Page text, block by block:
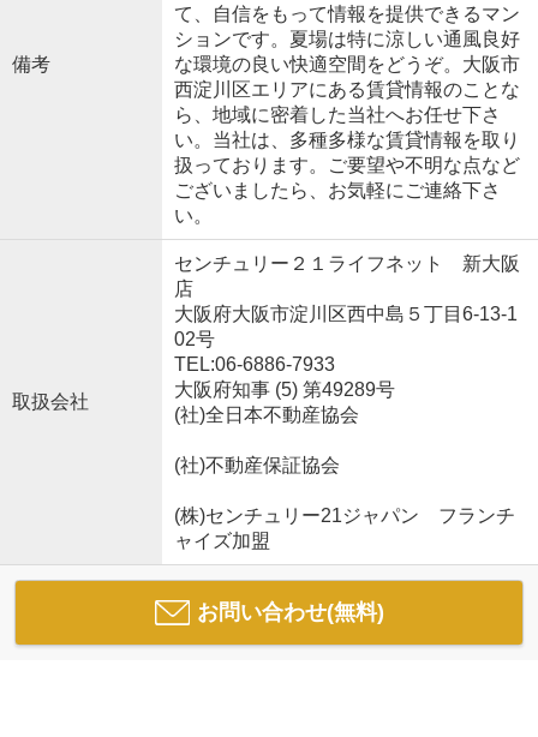
備考
て、自信をもって情報を提供できるマン
ションです。夏場は特に涼しい通風良好
な環境の良い快適空間をどうぞ。大阪市
西淀川区エリアにある賃貸情報のことな
ら、地域に密着した当社へお任せ下さ
い。当社は、多種多様な賃貸情報を取り
扱っております。ご要望や不明な点など
ございましたら、お気軽にご連絡下さ
い。
取扱会社
センチュリー２１ライフネット 新大阪
店
大阪府大阪市淀川区西中島５丁目6-13-1
02号
TEL:06-6886-7933
大阪府知事 (5) 第49289号
(社)全日本不動産協会
(社)不動産保証協会
(株)センチュリー21ジャパン フランチ
ャイズ加盟
お問い合わせ(無料)